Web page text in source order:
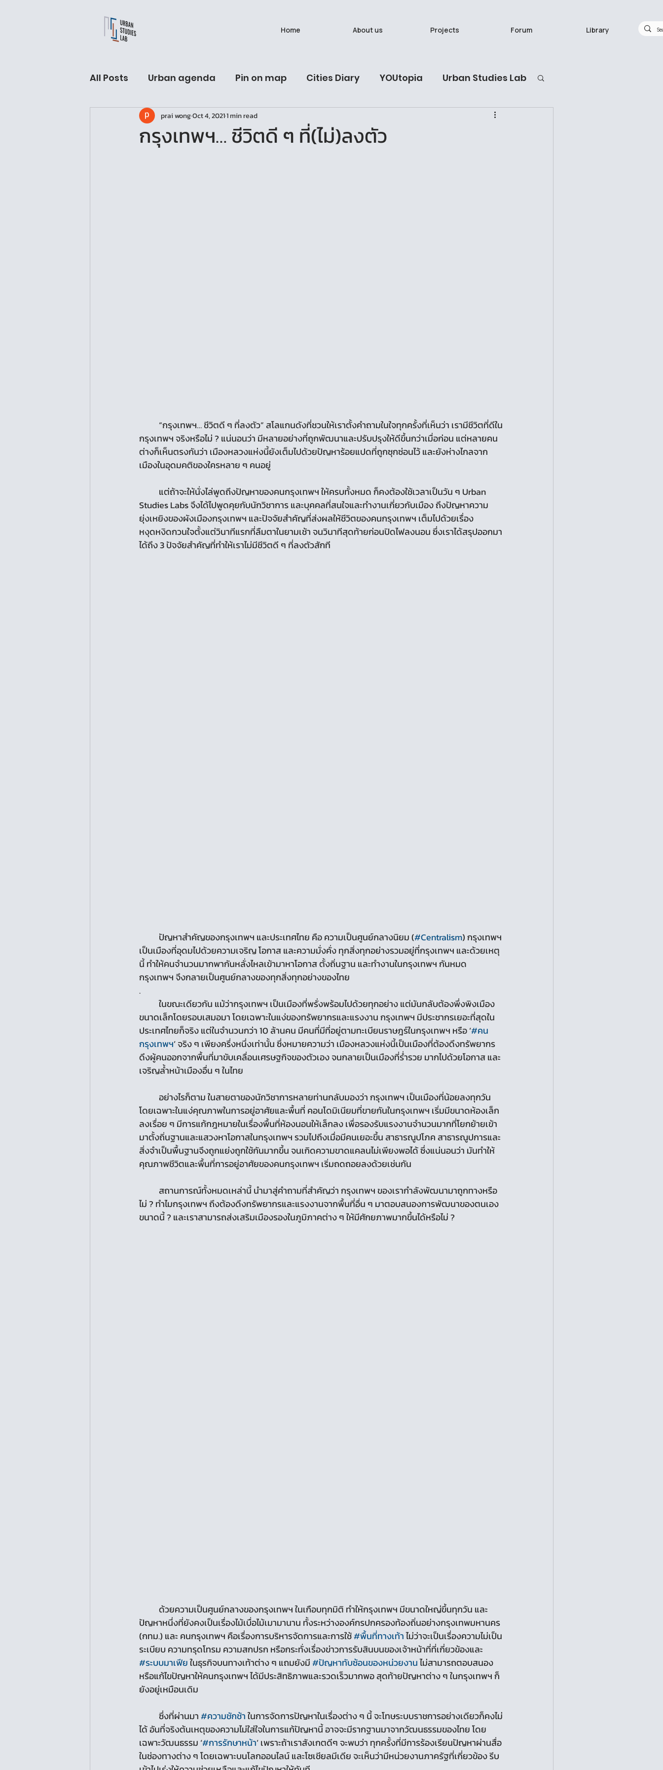
Home About us Projects Forum Library
All Posts Urban agenda Pin on map Cities Diary YOUtopia Urban Studies Lab
USL Fellow hall Archives Latest Post
กรุงเทพฯ… ชีวิตดี ๆ ที่(ไม่)ลงตัว
prai wongOct 4, 20211 min read
กรุงเทพฯ จริงหรือไม่ ? แน่นอนว่า มีหลายอย่างที่ถูกพัฒนาและปรับปรุงให้ดีขึ้นกว่าเมื่อก่อน แต่หลายคน
ต่างก็เห็นตรงกันว่า เมืองหลวงแห่งนี้ยังเต็มไปด้วยปัญหาร้อยแปดที่ถูกซุกซ่อนไว้ และยังห่างไกลจาก
เมืองในอุดมคติของใครหลาย ๆ คนอยู่
Studies Labs จึงได้ไปพูดคุยกับนักวิชาการ และบุคคลที่สนใจและทำงานเกี่ยวกับเมือง ถึงปัญหาความ
ยุ่งเหยิงของผังเมืองกรุงเทพฯ และปัจจัยสำคัญที่ส่งผลให้ชีวิตของคนกรุงเทพฯ เต็มไปด้วยเรื่อง
หงุดหงิดกวนใจตั้งแต่วินาทีแรกที่ลืมตาในยามเช้า จนวินาทีสุดท้ายก่อนปิดไฟลงนอน ซึ่งเราได้สรุปออกมา
ได้ถึง 3 ปัจจัยสำคัญที่ทำให้เราไม่มีชีวิตดี ๆ ที่ลงตัวสักที
	ปัญหาสำคัญของกรุงเทพฯ และประเทศไทย คือ ความเป็นศูนย์กลางนิยม (
#Centralism) กรุงเทพฯ
เป็นเมืองที่อุดมไปด้วยความเจริญ โอกาส และความมั่งคั่ง ทุกสิ่งทุกอย่างรวมอยู่ที่กรุงเทพฯ และด้วยเหตุ
นี้ ทำให้คนจำนวนมากพากันหลั่งไหลเข้ามาหาโอกาส ตั้งถิ่นฐาน และทำงานในกรุงเทพฯ กันหมด
กรุงเทพฯ จึงกลายเป็นศูนย์กลางของทุกสิ่งทุกอย่างของไทย
.
ขนาดเล็กโดยรอบเสมอมา โดยเฉพาะในแง่ของทรัพยากรและแรงงาน กรุงเทพฯ มีประชากรเยอะที่สุดใน
ประเทศไทยก็จริง แต่ในจำนวนกว่า 10 ล้านคน มีคนที่มีที่อยู่ตามทะเบียนราษฎร์ในกรุงเทพฯ หรือ ‘#คน
กรุงเทพฯ’ จริง ๆ เพียงครึ่งหนึ่งเท่านั้น ซึ่งหมายความว่า เมืองหลวงแห่งนี้เป็นเมืองที่ต้องดึงทรัพยากร
ดึงผู้คนออกจากพื้นที่มาขับเคลื่อนเศรษฐกิจของตัวเอง จนกลายเป็นเมืองที่ร่ำรวย มากไปด้วยโอกาส และ
เจริญล้ำหน้าเมืองอื่น ๆ ในไทย
โดยเฉพาะในแง่คุณภาพในการอยู่อาศัยและพื้นที่ คอนโดมิเนียมที่ขายกันในกรุงเทพฯ เริ่มมีขนาดห้องเล็ก
ลงเรื่อย ๆ มีการแก้กฎหมายในเรื่องพื้นที่ห้องนอนให้เล็กลง เพื่อรองรับแรงงานจำนวนมากที่โยกย้ายเข้า
มาตั้งถิ่นฐานและแสวงหาโอกาสในกรุงเทพฯ รวมไปถึงเมื่อมีคนเยอะขึ้น สาธารณูปโภค สาธารณูปการและ
สิ่งจำเป็นพื้นฐานจึงถูกแย่งถูกใช้กันมากขึ้น จนเกิดความขาดแคลนไม่เพียงพอได้ ซึ่งแน่นอนว่า มันทำให้
คุณภาพชีวิตและพื้นที่การอยู่อาศัยของคนกรุงเทพฯ เริ่มถดถอยลงด้วยเช่นกัน
ไม่ ? ทำไมกรุงเทพฯ ถึงต้องดึงทรัพยากรและแรงงานจากพื้นที่อื่น ๆ มาตอบสนองการพัฒนาของตนเอง
ขนาดนี้ ? และเราสามารถส่งเสริมเมืองรองในภูมิภาคต่าง ๆ ให้มีศักยภาพมากขึ้นได้หรือไม่ ?
ปัญหาหนึ่งที่ยังคงเป็นเรื่องไม้เบื่อไม้เมามานาน ทั้งระหว่างองค์กรปกครองท้องถิ่นอย่างกรุงเทพมหานคร
(กทม.) และ คนกรุงเทพฯ คือเรื่องการบริหารจัดการและการใช้ #พื้นที่ทางเท้า ไม่ว่าจะเป็นเรื่องความไม่เป็น
ระเบียบ ความทรุดโทรม ความสกปรก หรือกระทั่งเรื่องข่าวการรับสินบนของเจ้าหน้าที่ที่เกี่ยวข้องและ
#ระบบมาเฟีย ในธุรกิจบนทางเท้าต่าง ๆ แถมยังมี #ปัญหาทับซ้อนของหน่วยงาน ไม่สามารถตอบสนอง
หรือแก้ไขปัญหาให้คนกรุงเทพฯ ได้มีประสิทธิภาพและรวดเร็วมากพอ สุดท้ายปัญหาต่าง ๆ ในกรุงเทพฯ ก็
ยังอยู่เหมือนเดิม
	ซึ่งที่ผ่านมา
#ความชักช้า ในการจัดการปัญหาในเรื่องต่าง ๆ นี้ จะโทษระบบราชการอย่างเดียวก็คงไม่
ได้ อันที่จริงต้นเหตุของความไม่ใส่ใจในการแก้ปัญหานี้ อาจจะมีรากฐานมาจากวัฒนธรรมของไทย โดย
เฉพาะวัฒนธรรม ‘#การรักษาหน้า’ เพราะถ้าเราสังเกตดีๆ จะพบว่า ทุกครั้งที่มีการร้องเรียนปัญหาผ่านสื่อ
ในช่องทางต่าง ๆ โดยเฉพาะบนโลกออนไลน์ และโซเชียลมีเดีย จะเห็นว่ามีหน่วยงานภาครัฐที่เกี่ยวข้อง รีบ